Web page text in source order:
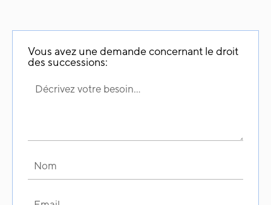
Vous avez une demande concernant le droit
des successions: